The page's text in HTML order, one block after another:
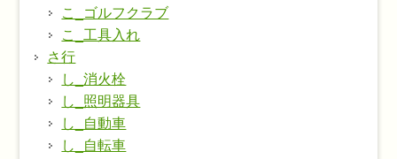
こ_ゴルフクラブ
こ_工具入れ
さ行
し_消火栓
し_照明器具
し_自動車
し_自転車